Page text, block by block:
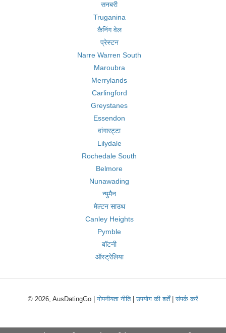
सनबरी
Truganina
कैनिंग वेल
प्रेस्टन
Narre Warren South
Maroubra
Merrylands
Carlingford
Greystanes
Essendon
वांगारट्टा
Lilydale
Rochedale South
Belmore
Nunawading
न्युमैन
मेल्टन साउथ
Canley Heights
Pymble
बॉटनी
ऑस्ट्रेलिया
© 2026, AusDatingGo |गोपनीयता नीति|उपयोग की शर्तें|संपर्क करें